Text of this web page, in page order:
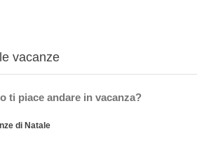
vacanze
ti piace andare in vacanza?
di Natale